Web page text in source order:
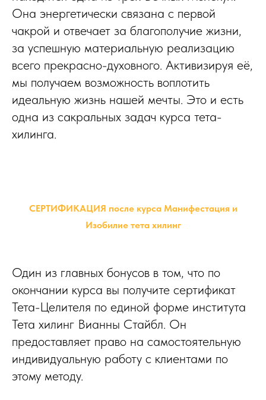
Она энергетически связана с первой
чакрой и отвечает за благополучие жизни,
за успешную материальную реализацию
всего прекрасно-духовного. Активизируя её,
мы получаем возможность воплотить
идеальную жизнь нашей мечты. Это и есть
одна из сакральных задач курса тета-
хилинга.
СЕРТИФИКАЦИЯ после курса Манифестация и
Изобилие тета хилинг
Один из главных бонусов в том, что по
окончании курса вы получите сертификат
Тета-Целителя по единой форме института
Тета хилинг Вианны Стайбл. Он
предоставляет право на самостоятельную
индивидуальную работу с клиентами по
этому методу.